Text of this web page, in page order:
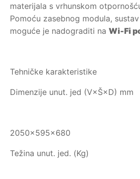
materijala s vrhunskom
Pomoću zasebnog modula,
moguće je nadograditi na Wi-Fi
Tehničke karakteristike
Dimenzije unut. jed (V×Š×D) mm
2050×595×680
Težina unut. jed. (Kg)